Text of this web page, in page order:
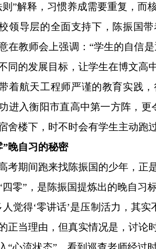
则”解释，习惯养成需要重复，而
领导层的全面支持下，陈振国
在教师会上强调：“学生的自信
同的发展目标，让学生在博文高
着航天工程师严谨的教育实践
进入衡阳市直高中第一方阵，
舍楼下，时不时会有学生主动跑
”晚自习的秘密
考期间跑来找陈振国的少年，
四零”，是陈振国提炼出的晚自习
人觉得‘零讲话’是压制活力，其
正当理由，但真实情况是，讨论